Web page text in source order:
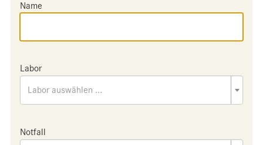
Name
Labor
Labor auswählen ...
Notfall